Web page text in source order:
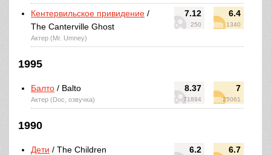
7.12
250
6.4
1340
Кентервильское привидение /
The Canterville Ghost
Актер (Mr. Umney)
1995
8.37
71894
7
25061
Балто / Balto
Актер (Doc, озвучка)
1990
6.2 6.7
Дети / The Children